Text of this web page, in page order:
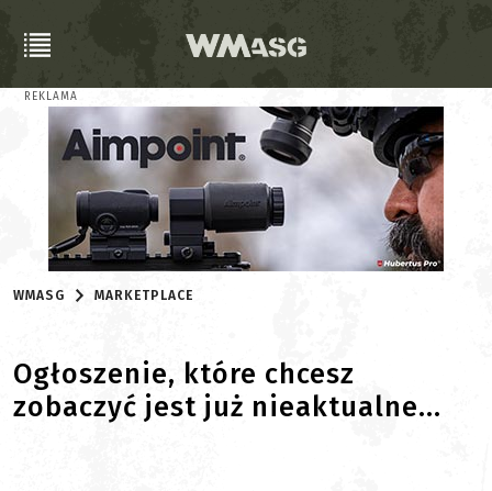
REKLAMA
WMASG MARKETPLACE
Ogłoszenie, które chcesz
zobaczyć jest już nieaktualne...